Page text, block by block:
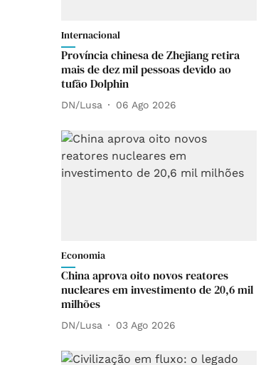
Internacional
Província chinesa de Zhejiang retira
mais de dez mil pessoas devido ao
tufão Dolphin
DN/Lusa 06 Ago 2026
Economia
China aprova oito novos reatores
nucleares em investimento de 20,6 mil
milhões
DN/Lusa 03 Ago 2026